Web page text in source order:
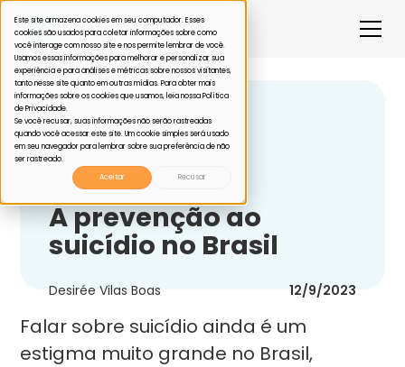
Este site armazena cookies em seu computador. Esses
cookies são usados para coletar informações sobre como
você interage com nosso site e nos permite lembrar de você.
Usamos essas informações para melhorar e personalizar sua
experiência e para análises e métricas sobre nossos visitantes,
tanto nesse site quanto em outras mídias. Para obter mais
informações sobre os cookies que usamos, leia nossa Política
de Privacidade.
Se você recusar, suas informações não serão rastreadas
quando você acessar este site. Um cookie simples será usado
em seu navegador para lembrar sobre sua preferência de não
ser rastreado.
Aceitar
Recusar
Voltar
Saúde mental
A prevenção ao
suicídio no Brasil
Desirée Vilas Boas 12/9/2023
Falar sobre suicídio ainda é um
estigma muito grande no Brasil,